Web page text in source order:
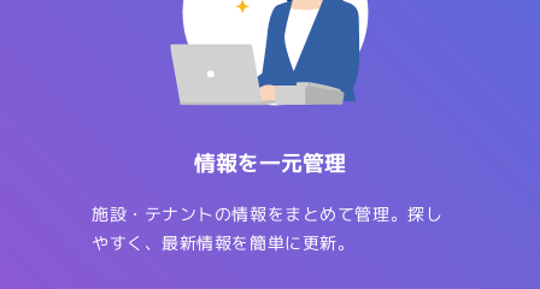
情報を一元管理
施設・テナントの情報をまとめて管理。探し
やすく、最新情報を簡単に更新。